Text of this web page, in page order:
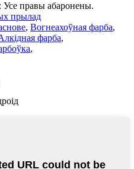
Усе правы абаронены.
прылад
, Вогнеахоўная фарба,
фарба,
,